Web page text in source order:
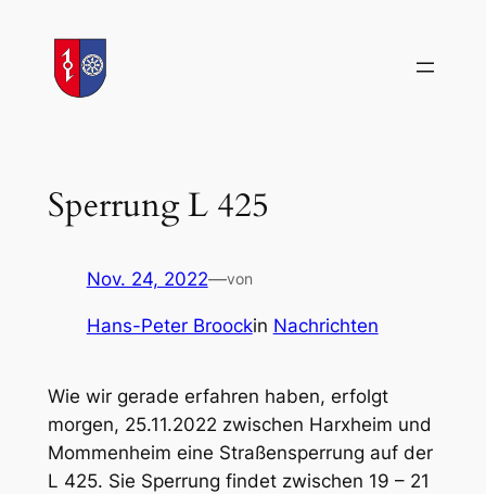
springen
Sperrung L 425
Nov. 24, 2022—von
Hans-Peter Broockin Nachrichten
Wie wir gerade erfahren haben, erfolgt
morgen, 25.11.2022 zwischen Harxheim und
Mommenheim eine Straßensperrung auf der
L 425. Sie Sperrung findet zwischen 19 – 21